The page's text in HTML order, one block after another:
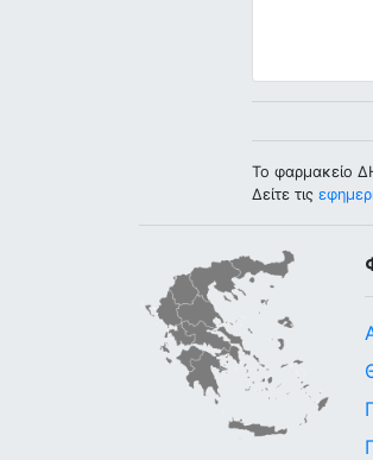
Το φαρμακείο
Δείτε τις